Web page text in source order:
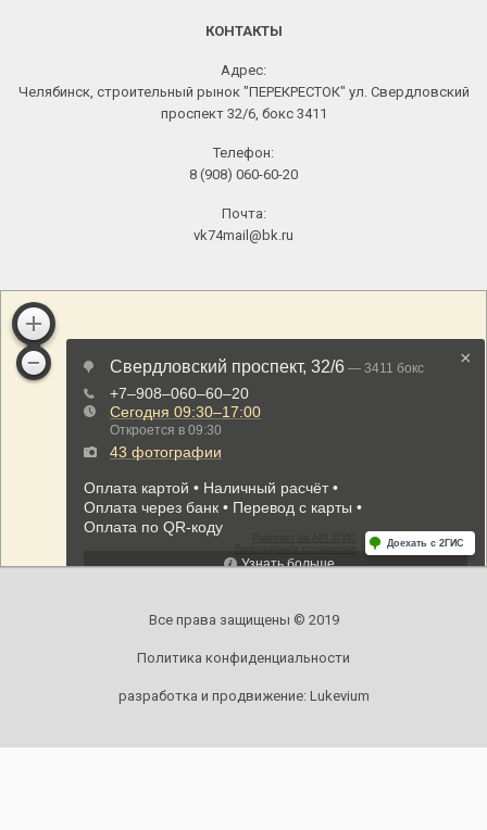
КОНТАКТЫ
Адрес:
Челябинск, строительный рынок "ПЕРЕКРЕСТОК" ул. Свердловский
проспект 32/6, бокс 3411
Телефон:
8 (908) 060-60-20
Почта:
vk74mail@bk.ru
Все права защищены © 2019
Политика конфиденциальности
разработка и продвижение: Lukevium